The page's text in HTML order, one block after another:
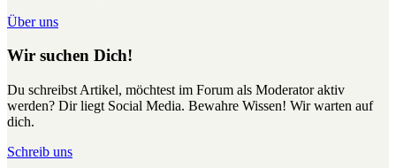
Über uns
Wir suchen Dich!
Du schreibst Artikel, möchtest im Forum als Moderator aktiv
werden? Dir liegt Social Media. Bewahre Wissen! Wir warten auf
dich.
Schreib uns